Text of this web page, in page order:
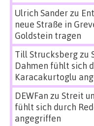
Ulrich Sanderzu
neue Straße in
Goldstein tragen
Till Strucksbergzu
Dahmen fühlt sich
Karacakurtoglu
DEWFan zu Streit
fühlt sich durch
angegriffen